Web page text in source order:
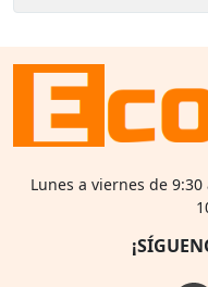
Lunes a viernes de